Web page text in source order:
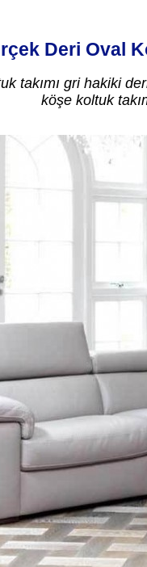
Deri Oval
takımı gri hakiki
köşe koltuk